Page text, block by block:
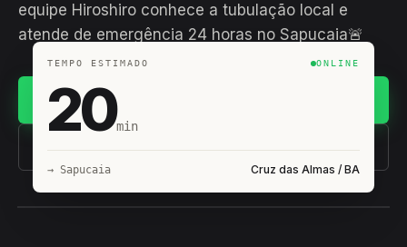
equipe Hiroshiro conhece a tubulação local e
atende de emergência 24 horas no Sapucaia🚨
(11) 93407-8838
TEMPO ESTIMADO ONLINE
20min
→ Sapucaia Cruz das Almas / BA